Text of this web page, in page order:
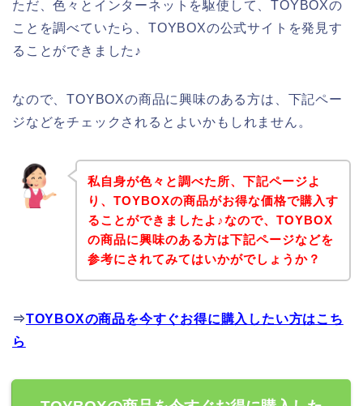
ただ、色々とインターネットを駆使して、TOYBOXの
ことを調べていたら、TOYBOXの公式サイトを発見す
ることができました♪
なので、TOYBOXの商品に興味のある方は、下記ペー
ジなどをチェックされるとよいかもしれません。
私自身が色々と調べた所、下記ページよ
り、TOYBOXの商品がお得な価格で購入す
ることができましたよ♪なので、TOYBOX
の商品に興味のある方は下記ページなどを
参考にされてみてはいかがでしょうか？
⇒TOYBOXの商品を今すぐお得に購入したい方はこち
ら